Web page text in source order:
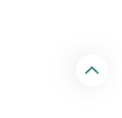
回
頂
端